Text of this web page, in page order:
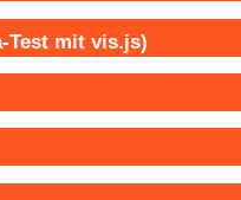
Test mit vis.js)